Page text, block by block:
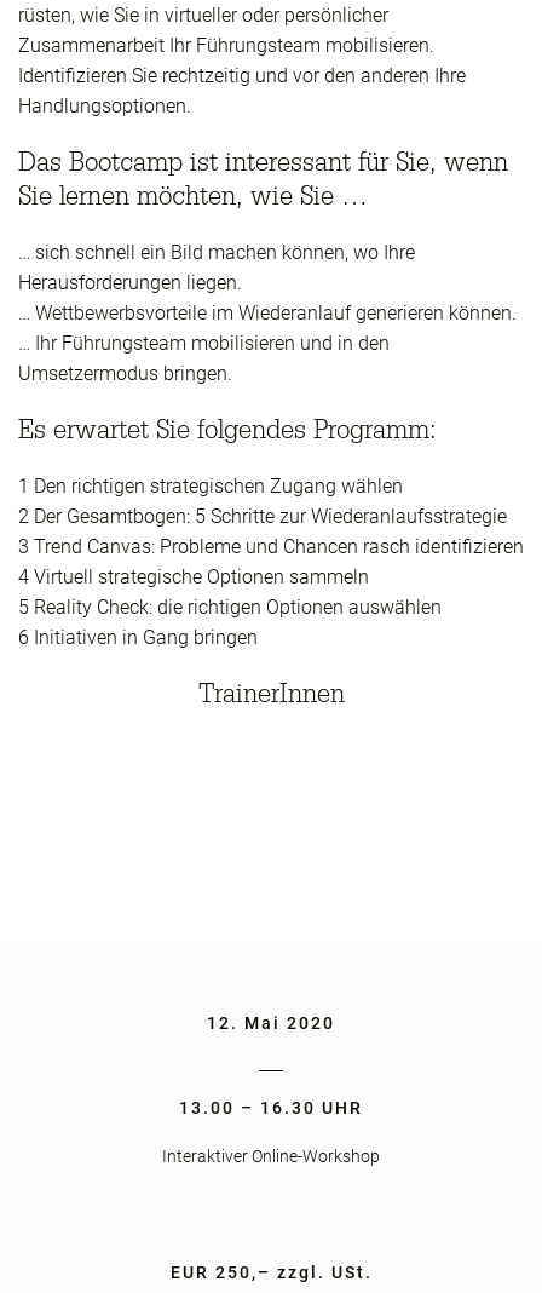
rüsten, wie Sie in virtueller oder persönlicher
Zusammenarbeit Ihr Führungsteam mobilisieren.
Identifizieren Sie rechtzeitig und vor den anderen Ihre
Handlungsoptionen.
Das Bootcamp ist interessant für Sie, wenn
Sie lernen möchten, wie Sie …
… sich schnell ein Bild machen können, wo Ihre
Herausforderungen liegen.
… Wettbewerbsvorteile im Wiederanlauf generieren können.
… Ihr Führungsteam mobilisieren und in den
Umsetzermodus bringen.
Es erwartet Sie folgendes Programm:
1 Den richtigen strategischen Zugang wählen
2 Der Gesamtbogen: 5 Schritte zur Wiederanlaufsstrategie
3 Trend Canvas: Probleme und Chancen rasch identifizieren
4 Virtuell strategische Optionen sammeln
5 Reality Check: die richtigen Optionen auswählen
6 Initiativen in Gang bringen
TrainerInnen
12. Mai 2020
13.00 – 16.30 UHR
Interaktiver Online-Workshop
EUR 250,– zzgl. USt.